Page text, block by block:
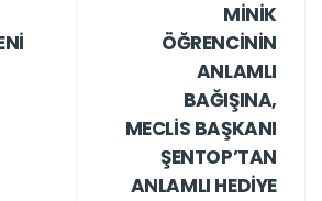
MİNİK
ÖĞRENCİNİN
ANLAMLI
BAĞIŞINA,
MECLİS BAŞKANI
ŞENTOP’TAN
ANLAMLI HEDİYE